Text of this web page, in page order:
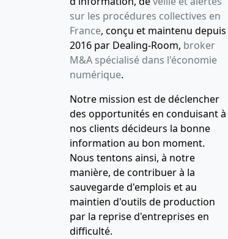
sur les procédures collectives en
France, conçu et maintenu depuis
2016 par Dealing-Room, broker
M&A spécialisé dans l'économie
numérique.
Notre mission est de déclencher
des opportunités en conduisant à
nos clients décideurs la bonne
information au bon moment.
Nous tentons ainsi, à notre
manière, de contribuer à la
sauvegarde d'emplois et au
maintien d'outils de production
par la reprise d'entreprises en
difficulté.